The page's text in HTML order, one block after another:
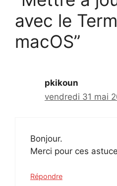
avec le
macOS”
pkikoun
vendredi 31 mai
Bonjour.
Merci pour ces
Répondre